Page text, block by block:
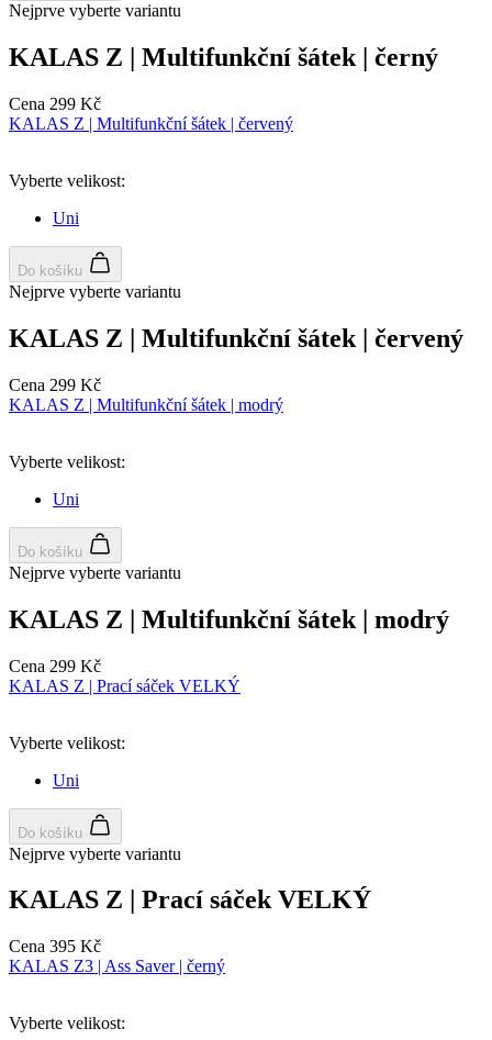
Nejprve vyberte variantu
KALAS Z | Multifunkční šátek | černý
Cena 299 Kč
KALAS Z | Multifunkční šátek | červený
Vyberte velikost:
Uni
Do košíku
Nejprve vyberte variantu
KALAS Z | Multifunkční šátek | červený
Cena 299 Kč
KALAS Z | Multifunkční šátek | modrý
Vyberte velikost:
Uni
Do košíku
Nejprve vyberte variantu
KALAS Z | Multifunkční šátek | modrý
Cena 299 Kč
KALAS Z | Prací sáček VELKÝ
Vyberte velikost:
Uni
Do košíku
Nejprve vyberte variantu
KALAS Z | Prací sáček VELKÝ
Cena 395 Kč
KALAS Z3 | Ass Saver | černý
Vyberte velikost: